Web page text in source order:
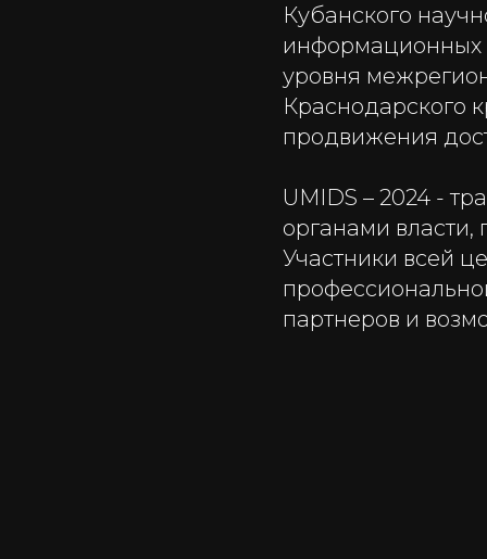
Кубанского
информационных
уровня
Краснодарского
продвижения
UMIDS – 2024 -
органами власти,
Участники всей
партнеров и